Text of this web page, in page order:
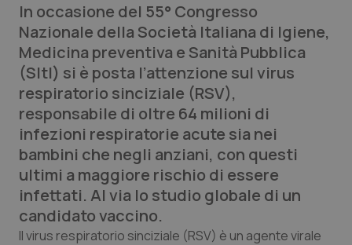
Lettere al direttore
Edizioni Regionali
QS Pro
Professionisti Sanitari.AI
Abruzzo
Basilicata
QS Pro Gold
Artrite & artrosi
QS Club Newsletter
In occasione del 55° Congresso
Nazionale della Società Italiana di Igiene,
Medicina preventiva e Sanità Pubblica
(SItI) si è posta l’attenzione sul virus
respiratorio sinciziale (RSV),
responsabile di oltre 64 milioni di
infezioni respiratorie acute sia nei
bambini che negli anziani, con questi
ultimi a maggiore rischio di essere
infettati. Al via lo studio globale di un
candidato vaccino.
Il virus respiratorio sinciziale (RSV) è un agente virale